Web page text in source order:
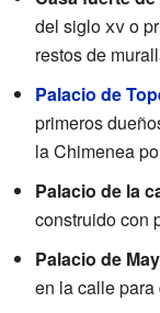
del sigloxvo
restos de
Palacio de
primeros
la Chimenea
Palacio de la
construido con
Palacio de
en la calle